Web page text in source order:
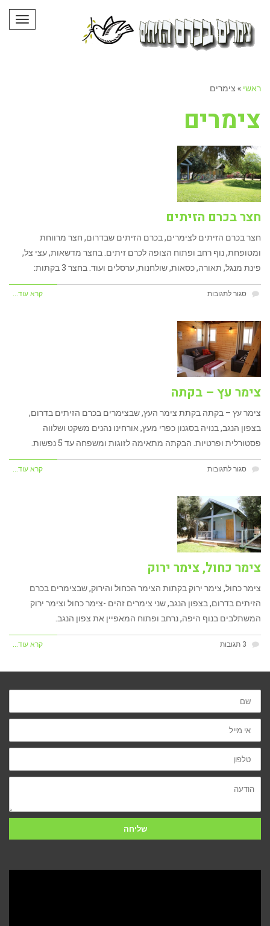
ראשי » צימרים
צימרים
חצר בכרם הזיתים
חצר בכרם הזיתים לצימרים, בכרם הזיתים שבדרום, חצר מרווחת
ומטופחת, נוף רחב ופתוח הצופה לכרם זיתים. בחצר מדשאות, עצי צל,
פינת מנגל, תאורה, כסאות, שולחנות, ערסלים ועוד. בחצר 3 בקתות:
סגור לתגובותעל
בכרם
הזיתים
קרא עוד...
צימר עץ – בקתה
צימר עץ – בקתה בקתת צימר העץ, שבצימרים בכרם הזיתים בדרום,
בצפון הנגב, בנויה בסגנון כפרי מעץ, אורחינו נהנים משקט ושלווה
פסטורלית ופרטיות. הבקתה מתאימה לזוגות ומשפחה עד 5 נפשות.
סגור לתגובותעל
עץ
–
בקתה
קרא עוד...
צימר כחול, צימר ירוק
צימר כחול, צימר ירוק בקתות הצימר הכחול והירוק, שבצימרים בכרם
הזיתים בדרום, בצפון הנגב, שני צימרים זהים -צימר כחול וצימר ירוק
המשתלבים בנוף היפה, נרחב ופתוח המאפיין את צפון הנגב.
3 תגובות קרא עוד...
שם
אי
מייל
טלפון
הודעה
שליחה